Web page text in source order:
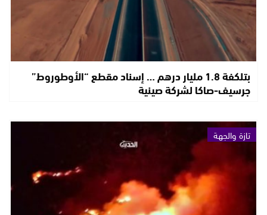
بتلكفة 1.8 مليار درهم … إسناد مقطع “الأوطوروط”
جرسيف-صاكا لشركة صينية
تازة والجهة